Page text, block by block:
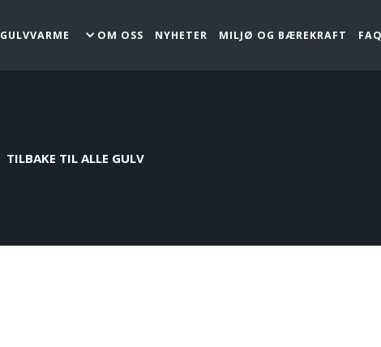
GULVVARME OM OSS NYHETER MILJØ OG BÆREKRAFT FAQ
TILBAKE TIL ALLE GULV